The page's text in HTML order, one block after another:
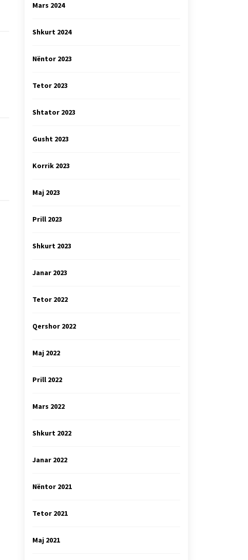
Mars 2024
Shkurt 2024
Nëntor 2023
Tetor 2023
Shtator 2023
Gusht 2023
Korrik 2023
Maj 2023
Prill 2023
Shkurt 2023
Janar 2023
Tetor 2022
Qershor 2022
Maj 2022
Prill 2022
Mars 2022
Shkurt 2022
Janar 2022
Nëntor 2021
Tetor 2021
Maj 2021